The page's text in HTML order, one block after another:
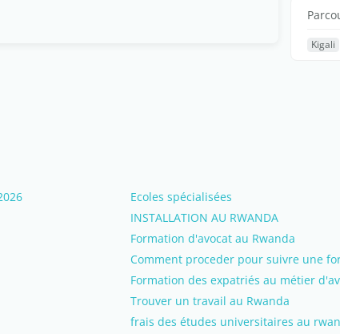
Kigali
Ecoles spécialisées
INSTALLATION AU RWANDA
Formation d'avocat au Rwanda
Comment proceder pour suivre une
Formation des expatriés au métier
Trouver un travail au Rwanda
frais des études universitaires au